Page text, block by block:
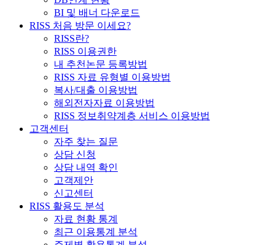
BI 및 배너 다운로드
RISS 처음 방문 이세요?
RISS란?
RISS 이용권한
내 추천논문 등록방법
RISS 자료 유형별 이용방법
복사/대출 이용방법
해외전자자료 이용방법
RISS 정보취약계층 서비스 이용방법
고객센터
자주 찾는 질문
상담 신청
상담 내역 확인
고객제안
신고센터
RISS 활용도 분석
자료 현황 통계
최근 이용통계 분석